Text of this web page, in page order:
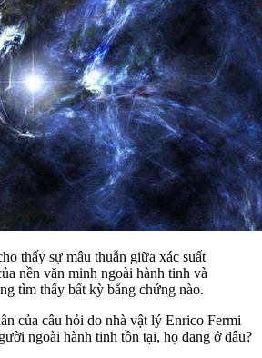
thấy sự mâu thuẫn giữa xác suất
nền văn minh ngoài hành tinh và
tìm thấy bất kỳ bằng chứng nào.
của câu hỏi do nhà vật lý Enrico Fermi
ngoài hành tinh tồn tại, họ đang ở đâu?